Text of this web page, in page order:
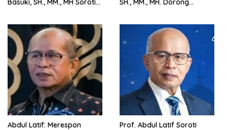
Basuki, SH., MM., MH Soroti
SH., MM., MH. Dorong
Abdul Latif: Merespon
Prof. Abdul Latif Soroti